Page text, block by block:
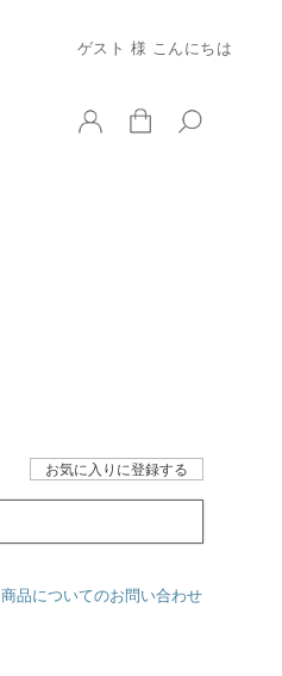
ゲスト 様 こんにちは
お気に入りに登録する
商品についてのお問い合わせ